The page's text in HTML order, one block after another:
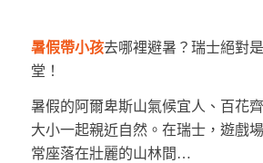
暑假帶小孩去哪裡避暑？瑞士絕對是
堂！
暑假的阿爾卑斯山氣候宜人、百花
大小一起親近自然。在瑞士，遊戲
常座落在壯麗的山林間…